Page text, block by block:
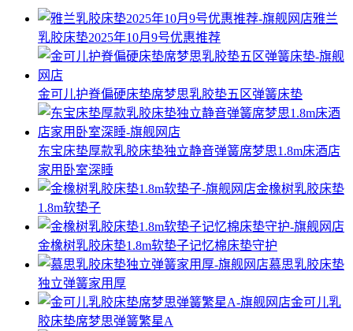
雅兰
乳胶床垫2025年10月9号优惠推荐
金可儿护脊偏硬床垫席梦思乳胶垫五区弹簧床垫
东宝床垫厚款乳胶床垫独立静音弹簧席梦思1.8m床酒店
家用卧室深睡
金橡树乳胶床垫
1.8m软垫子
金橡树乳胶床垫1.8m软垫子记忆棉床垫守护
慕思乳胶床垫
独立弹簧家用厚
金可儿乳
胶床垫席梦思弹簧繁星A